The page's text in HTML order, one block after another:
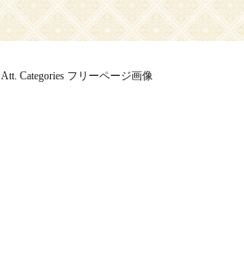
Att. Categories フリーページ画像